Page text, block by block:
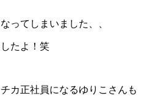
ってしまいました、、
たよ！笑
カ正社員になるゆりこさんも